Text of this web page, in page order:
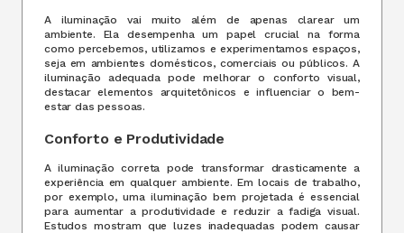
A iluminação vai muito além de apenas clarear um
ambiente. Ela desempenha um papel crucial na forma
como percebemos, utilizamos e experimentamos espaços,
seja em ambientes domésticos, comerciais ou públicos. A
iluminação adequada pode melhorar o conforto visual,
destacar elementos arquitetônicos e influenciar o bem-
estar das pessoas.
Conforto e Produtividade
A iluminação correta pode transformar drasticamente a
experiência em qualquer ambiente. Em locais de trabalho,
por exemplo, uma iluminação bem projetada é essencial
para aumentar a produtividade e reduzir a fadiga visual.
Estudos mostram que luzes inadequadas podem causar